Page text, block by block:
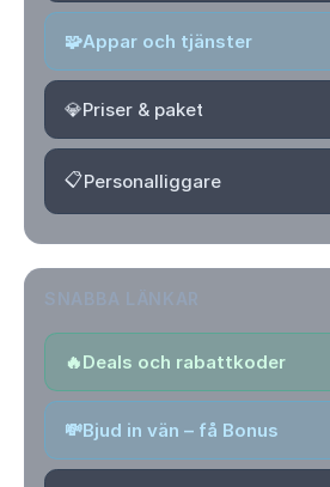
🧩Appar och tjänster
💎Priser & paket
📋Personalliggare
🔥Deals och rabattkoder
💸Bjud in vän – få Bonus